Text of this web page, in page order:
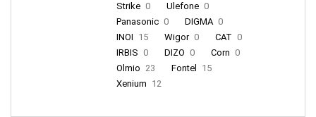
Strike 0 Ulefone 0
Panasonic 0 DIGMA 0
INOI 15 Wigor 0 CAT 0
IRBIS 0 DIZO 0 Corn 0
Olmio 23 Fontel
15
Xenium 12